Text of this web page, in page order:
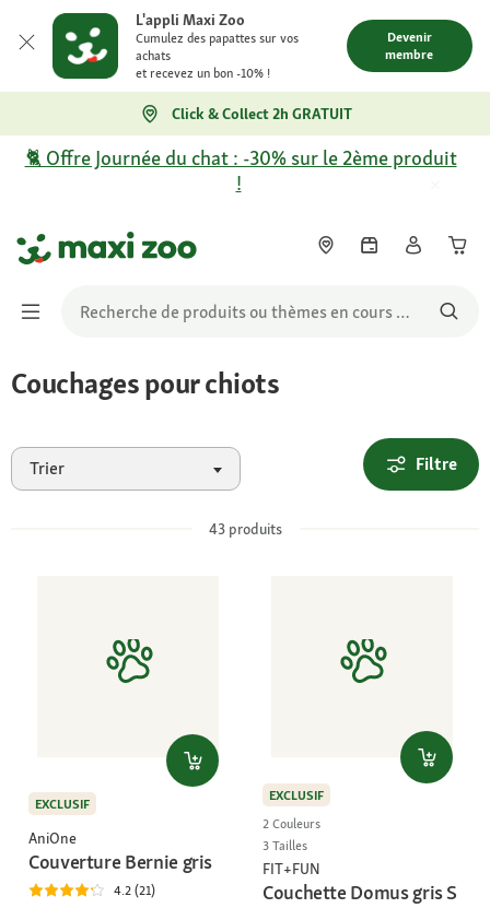
L'appli Maxi Zoo
Cumulez des papattes sur vos
achats
et recevez un bon -10% !
Devenir
membre
Click & Collect 2h GRATUIT
🐈 Offre Journée du chat : -30% sur le 2ème produit
!
Couchages pour chiots
Trier Filtre
43produits
EXCLUSIF
AniOne
Couverture Bernie gris
4.2 (21)
EXCLUSIF
2 Couleurs
3 Tailles
FIT+FUN
Couchette Domus gris S